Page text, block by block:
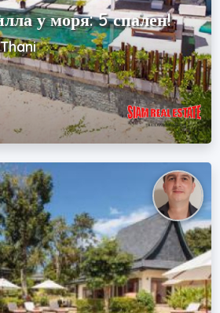
у моря: 5 спален!